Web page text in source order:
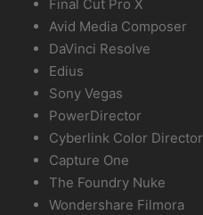
Final Cut Pro X
Avid Media Composer
DaVinci Resolve
Edius
Sony Vegas
PowerDirector
Cyberlink Color Director
Capture One
The Foundry Nuke
Wondershare Filmora